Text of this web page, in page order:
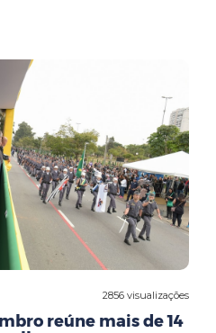
2856 visualizações
reúne mais de 14